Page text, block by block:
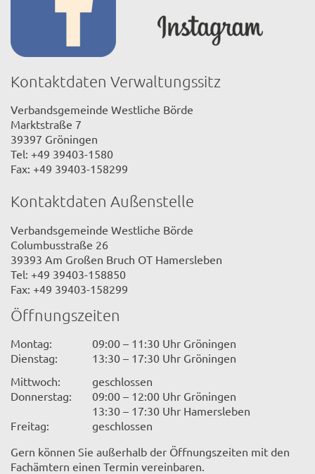
Kontaktdaten Verwaltungssitz
Verbandsgemeinde Westliche Börde
Marktstraße 7
39397 Gröningen
Tel: +49 39403-1580
Fax: +49 39403-158299
Kontaktdaten Außenstelle
Verbandsgemeinde Westliche Börde
Columbusstraße 26
39393 Am Großen Bruch OT Hamersleben
Tel: +49 39403-158850
Fax: +49 39403-158299
Öffnungszeiten
Montag:
09:00 – 11:30 Uhr Gröningen
Dienstag:
13:30 – 17:30 Uhr Gröningen
Mittwoch:
geschlossen
Donnerstag:
09:00 – 12:00 Uhr Gröningen
13:30 – 17:30 Uhr Hamersleben
Freitag:
geschlossen
Gern können Sie außerhalb der Öffnungszeiten mit den
Fachämtern einen Termin vereinbaren.